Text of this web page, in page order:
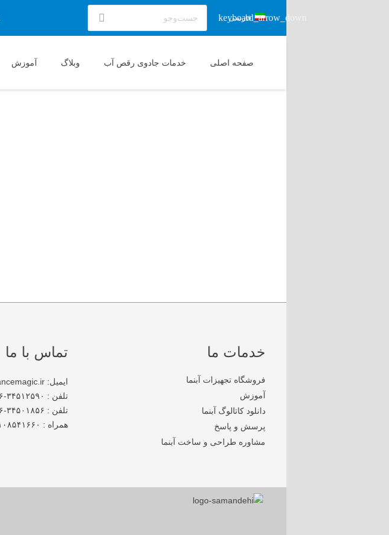
فارسی
صفحه اصلی خدمات جادوی رقص آب وبلاگ آموزش
خدمات ما
فروشگاه تجهیزات آبنما
آموزش
دانلود کاتالوگ آبنما
پرسش و پاسخ
مشاوره طراحی و ساخت آبنما
تماس با ما
ایمیل: info@waterdancemagic.ir
تلفن : ۳۴۵۱۲۵۹۰-۰۲۶
تلفن : ۳۴۵۰۱۸۵۶-۰۲۶
همراه : ۰۹۱۰۸۵۴۱۶۶۰